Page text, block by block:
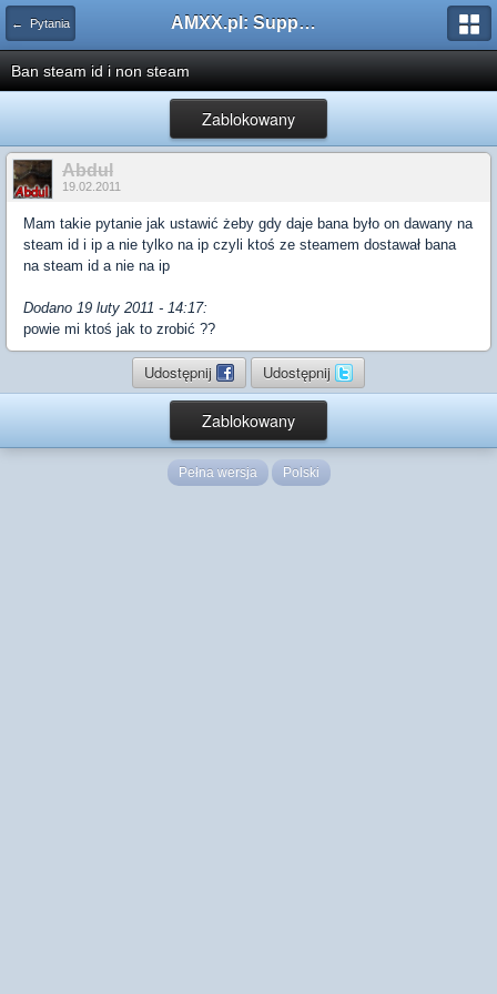
← Pytania AMXX.pl: Support AMX Mod X i SourceMod
Ban steam id i non steam
Zablokowany
Abdul
19.02.2011
Mam takie pytanie jak ustawić żeby gdy daje bana było on dawany na
steam id i ip a nie tylko na ip czyli ktoś ze steamem dostawał bana
na steam id a nie na ip
Dodano 19 luty 2011 - 14:17:
powie mi ktoś jak to zrobić ??
Udostępnij Udostępnij
Zablokowany
Pełna wersja Polski